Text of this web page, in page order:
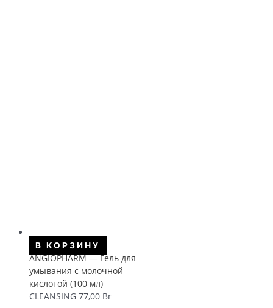
В КОРЗИНУ
ANGIOPHARM — Гель для
умывания с молочной
кислотой (100 мл)
CLEANSING 77,00 Br